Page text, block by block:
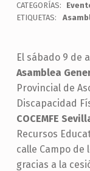
CATEGORÍAS:
ETIQUETAS:
El sábado 9 de
Asamblea
Provincial de
Discapacidad
COCEMFE
Recursos
calle Campo de
gracias a la